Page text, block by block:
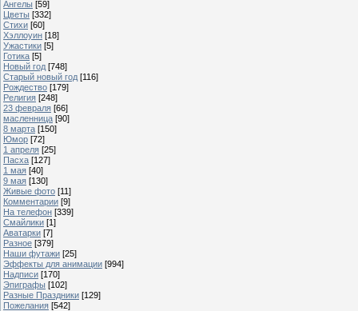
Ангелы [59]
Цветы [332]
Стихи [60]
Хэллоуин [18]
Ужастики [5]
Готика [5]
Новый год [748]
Старый новый год [116]
Рождество [179]
Религия [248]
23 февраля [66]
масленница [90]
8 марта [150]
Юмор [72]
1 апреля [25]
Пасха [127]
1 мая [40]
9 мая [130]
Живые фото [11]
Комментарии [9]
На телефон [339]
Смайлики [1]
Аватарки [7]
Разное [379]
Наши футажи [25]
Эффекты для анимации [994]
Надписи [170]
Эпиграфы [102]
Разные Праздники [129]
Пожелания [542]